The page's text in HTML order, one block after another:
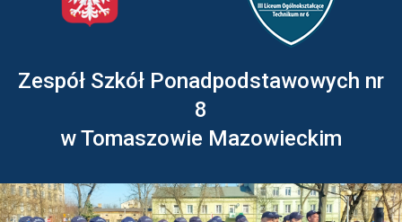
Zespół Szkół Ponadpodstawowych nr
8
w Tomaszowie Mazowieckim